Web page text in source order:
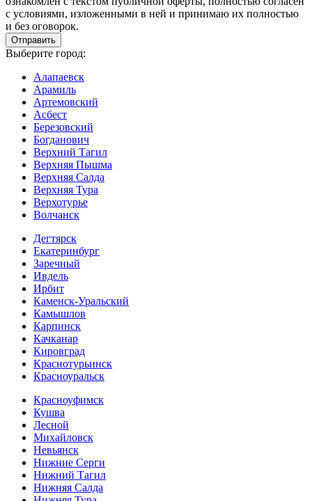
с условиями, изложенными в ней и принимаю их полностью
и без оговорок.
Выберите город:
Алапаевск
Арамиль
Артемовский
Асбест
Березовский
Богданович
Верхний Тагил
Верхняя Пышма
Верхняя Салда
Верхняя Тура
Верхотурье
Волчанск
Дегтярск
Екатеринбург
Заречный
Ивдель
Ирбит
Каменск-Уральский
Камышлов
Карпинск
Качканар
Кировград
Краснотурьинск
Красноуральск
Красноуфимск
Кушва
Лесной
Михайловск
Невьянск
Нижние Серги
Нижний Тагил
Нижняя Салда